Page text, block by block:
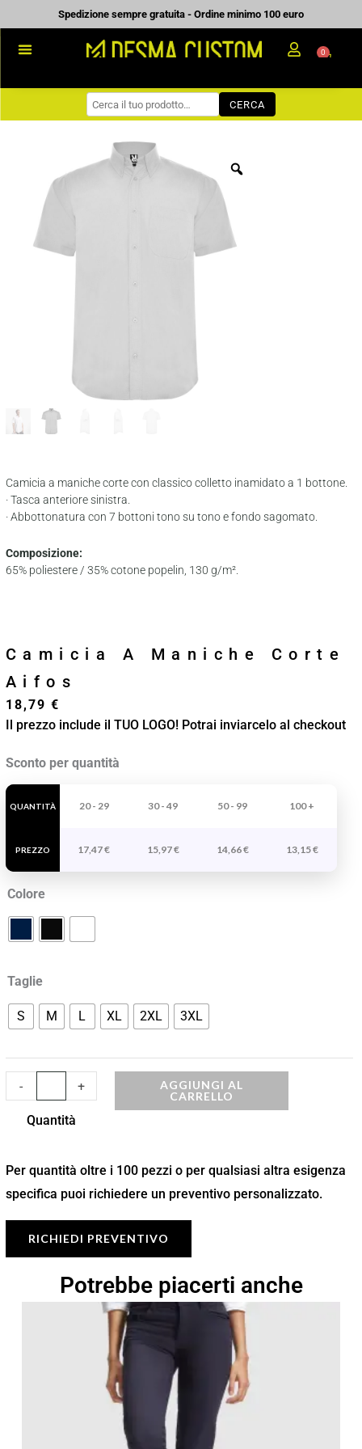
al
contenuto
Spedizione sempre gratuita - Ordine minimo 100 euro
WORKWEAR
COME ORDINARE
PREVENTIVI
CHI SIAMO
BLOG
0
CERCA
Camicia a maniche corte con classico colletto inamidato a 1 bottone.
· Tasca anteriore sinistra.
· Abbottonatura con 7 bottoni tono su tono e fondo sagomato.
Composizione:
65% poliestere / 35% cotone popelin, 130 g/m².
Camicia A Maniche Corte
Aifos
18,79 €
Il prezzo include il TUO LOGO! Potrai inviarcelo al checkout
Sconto per quantità
QUANTITÀ
PREZZO
20 - 29 30 - 49 50 - 99 100 +
17,47€ 15,97€ 14,66€ 13,15€
Colore
Taglie
S M L XL 2XL 3XL
-
Camicia
A
Maniche
Aifos
quantità
+
AGGIUNGI AL
CARRELLO
Quantità
Per quantità oltre i 100 pezzi o per qualsiasi altra esigenza
specifica puoi richiedere un preventivo personalizzato.
RICHIEDI PREVENTIVO
Potrebbe piacerti anche
Fascia
prezzo:
16,53 €
a
23,62 €